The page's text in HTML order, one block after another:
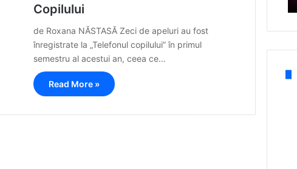
Copilului
de Roxana NĂSTASĂ Zeci de apeluri au fost
înregistrate la „Telefonul copilului” în primul
semestru al acestui an, ceea ce…
Read More »